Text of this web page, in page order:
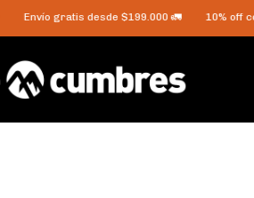
Envío gratis desde $199.000 🚛 10% off